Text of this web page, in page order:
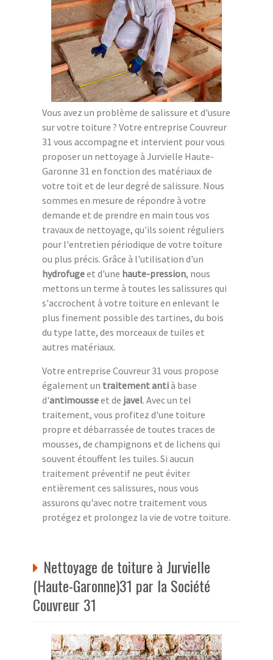
Vous avez un problème de salissure et d'usure
sur votre toiture ? Votre entreprise Couvreur
31 vous accompagne et intervient pour vous
proposer un nettoyage à Jurvielle Haute-
Garonne 31 en fonction des matériaux de
votre toit et de leur degré de salissure. Nous
sommes en mesure de répondre à votre
demande et de prendre en main tous vos
travaux de nettoyage, qu'ils soient réguliers
pour l'entretien périodique de votre toiture
ou plus précis. Grâce à l'utilisation d'un
hydrofugeet d'une haute-pression, nous
mettons un terme à toutes les salissures qui
s'accrochent à votre toiture en enlevant le
plus finement possible des tartines, du bois
du type latte, des morceaux de tuiles et
autres matériaux.
Votre entreprise Couvreur 31 vous propose
également un traitement antià base
d'antimousseet de javel. Avec un tel
traitement, vous profitez d'une toiture
propre et débarrassée de toutes traces de
mousses, de champignons et de lichens qui
souvent étouffent les tuiles. Si aucun
traitement préventif ne peut éviter
entièrement ces salissures, nous vous
assurons qu'avec notre traitement vous
protégez et prolongez la vie de votre toiture.
Nettoyage de toiture à Jurvielle
(Haute-Garonne)31 par la Société
Couvreur 31